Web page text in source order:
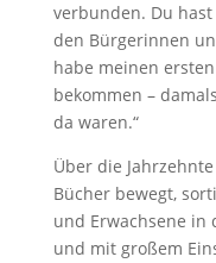
verbunden. Du
den Bürgerinnen
habe meinen
bekommen –
da waren.“
Über die
Bücher bewegt,
und Erwachsene in
und mit großem